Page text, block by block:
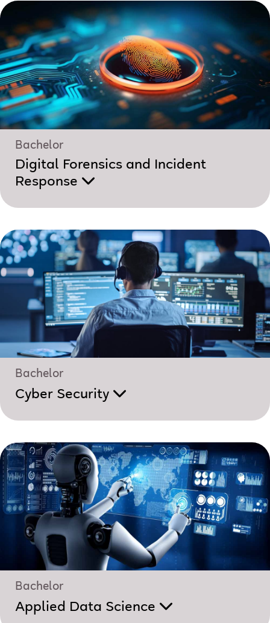
Bachelor
Digital Forensics and Incident
Response
Bachelor
Cyber Security
Bachelor
Applied Data Science